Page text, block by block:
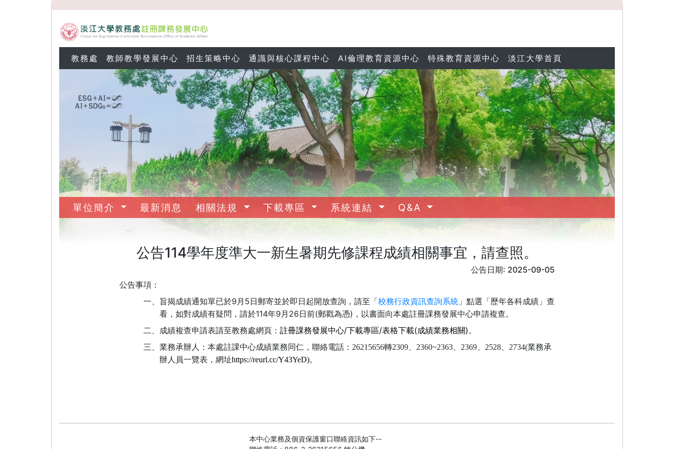
教務處 教師教學發展中心 招生策略中心 通識與核心課程中心 AI倫理教育資源中心 特殊教育資源中心 淡江大學首頁
單位簡介 最新消息 相關法規 下載專區 系統連結 Q&A
公告114學年度準大一新生暑期先修課程成績相關事宜，請查照。
公告日期: 2025-09-05
公告事項：
一、旨揭成績通知單已於9 月 5 日郵寄並於即日起開放查詢，請至「 校務行政資訊查詢系統」點選「歷年各科成績」查
看，如對成績有疑問，請於114年9 月 26 日前(郵戳為憑) ，以書面向本處註冊課務發展中心申請複查。
二、
成績複查申請表請至教務處網頁： 註冊課務發展中心/下載專區/表格下載(成績業務相關) 。
三、業務承辦人：本處註課中心成績業務同仁，聯絡電話： 26215656轉2309、 2360~2363、 2369、 2528、 2734(業務承
辦人員一覽表，網址https://reurl.cc/Y43YeD)。
本中心業務及個資保護窗口聯絡資訊如下--